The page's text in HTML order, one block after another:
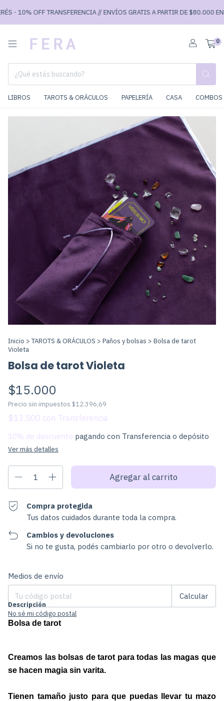
- 10% OFF TRANSFERENCIA // ENVÍOS GRATIS A PARTIR DE $80.000 EN
0
LIBROS TAROTS & ORÁCULOS PAPELERÍA CASA
Inicio > TAROTS & ORÁCULOS > Paños y bolsas > Bolsa de tarot
Violeta
Bolsa de tarot Violeta
$15.000
Precio sin impuestos $12.396,69
$13.500 con
10% de descuento pagando con Transferencia o depósito
Ver más detalles
Compra protegida
Tus datos cuidados durante toda la compra.
Cambios y devoluciones
Si no te gusta, podés cambiarlo por otro o devolverlo.
Entregas para el CP:
Medios de envío
Calcular
No sé mi código postal
Descripción
Bolsa de tarot
Creamos las bolsas de tarot para todas las magas que
se hacen magia sin varita.
Tienen tamaño justo para que puedas llevar tu mazo